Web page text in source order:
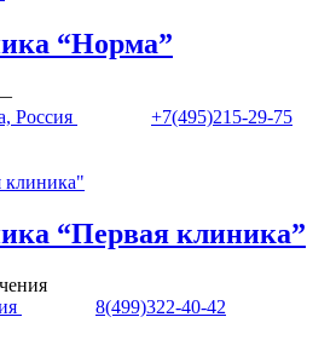
“Норма”
Россия
+7(495)215-29-75
“Первая клиника”
8(499)322-40-42